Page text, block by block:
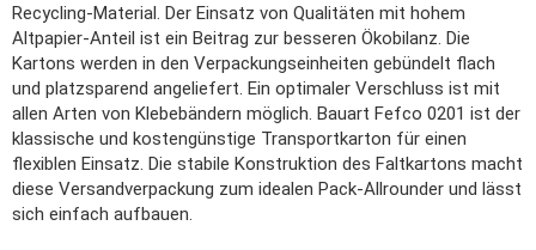
Recycling-Material. Der Einsatz von Qualitäten mit hohem
Altpapier-Anteil ist ein Beitrag zur besseren Ökobilanz. Die
Kartons werden in den Verpackungseinheiten gebündelt flach
und platzsparend angeliefert. Ein optimaler Verschluss ist mit
allen Arten von Klebebändern möglich. Bauart Fefco 0201 ist der
klassische und kostengünstige Transportkarton für einen
flexiblen Einsatz. Die stabile Konstruktion des Faltkartons macht
diese Versandverpackung zum idealen Pack-Allrounder und lässt
sich einfach aufbauen.